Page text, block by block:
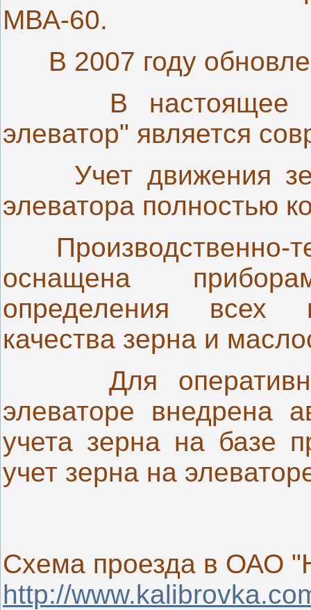
МВА-60.
В 2007 году
В настоящее
элеватор" является
Учет движения
элеватора полностью
Производственно-
оснащена
определения всех
качества зерна и
Для
элеваторе внедрена
учета зерна на базе
учет зерна на
Схема проезда в ОАО
http://